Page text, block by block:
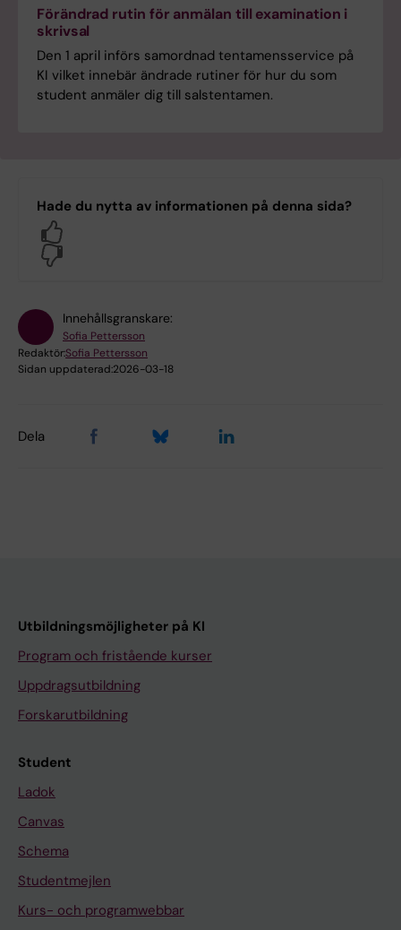
Förändrad rutin för anmälan till examination i
skrivsal
Den 1 april införs samordnad tentamensservice på
KI vilket innebär ändrade rutiner för hur du som
student anmäler dig till salstentamen.
Hade du nytta av informationen på denna sida?
Innehållsgranskare:
Sofia Pettersson
Redaktör:Sofia Pettersson
Sidan uppdaterad:2026-03-18
Dela
Utbildningsmöjligheter på KI
Program och fristående kurser
Uppdragsutbildning
Forskarutbildning
Student
Ladok
Canvas
Schema
Studentmejlen
Kurs- och programwebbar